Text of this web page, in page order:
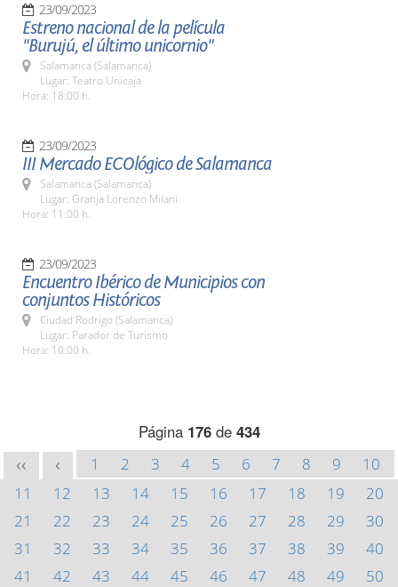
23/09/2023
Estreno nacional de la película
"Burujú, el último unicornio"
Salamanca (Salamanca)
Lugar: Teatro Unicaja
Hora: 18:00 h.
23/09/2023
III Mercado ECOlógico de Salamanca
Salamanca (Salamanca)
Lugar: Granja Lorenzo Milani
Hora: 11:00 h.
23/09/2023
Encuentro Ibérico de Municipios con
conjuntos Históricos
Ciudad Rodrigo (Salamanca)
Lugar: Parador de Turismo
Hora: 10:00 h.
Página 176de 434
<< < 1 2 3 4 5 6 7 8 9
10
11
12 13 14 15 16 17 18 19
20
21
22 23 24 25 26 27 28 29
30
31
32 33 34 35 36 37 38 39
40
41
42 43 44 45 46 47 48 49
50